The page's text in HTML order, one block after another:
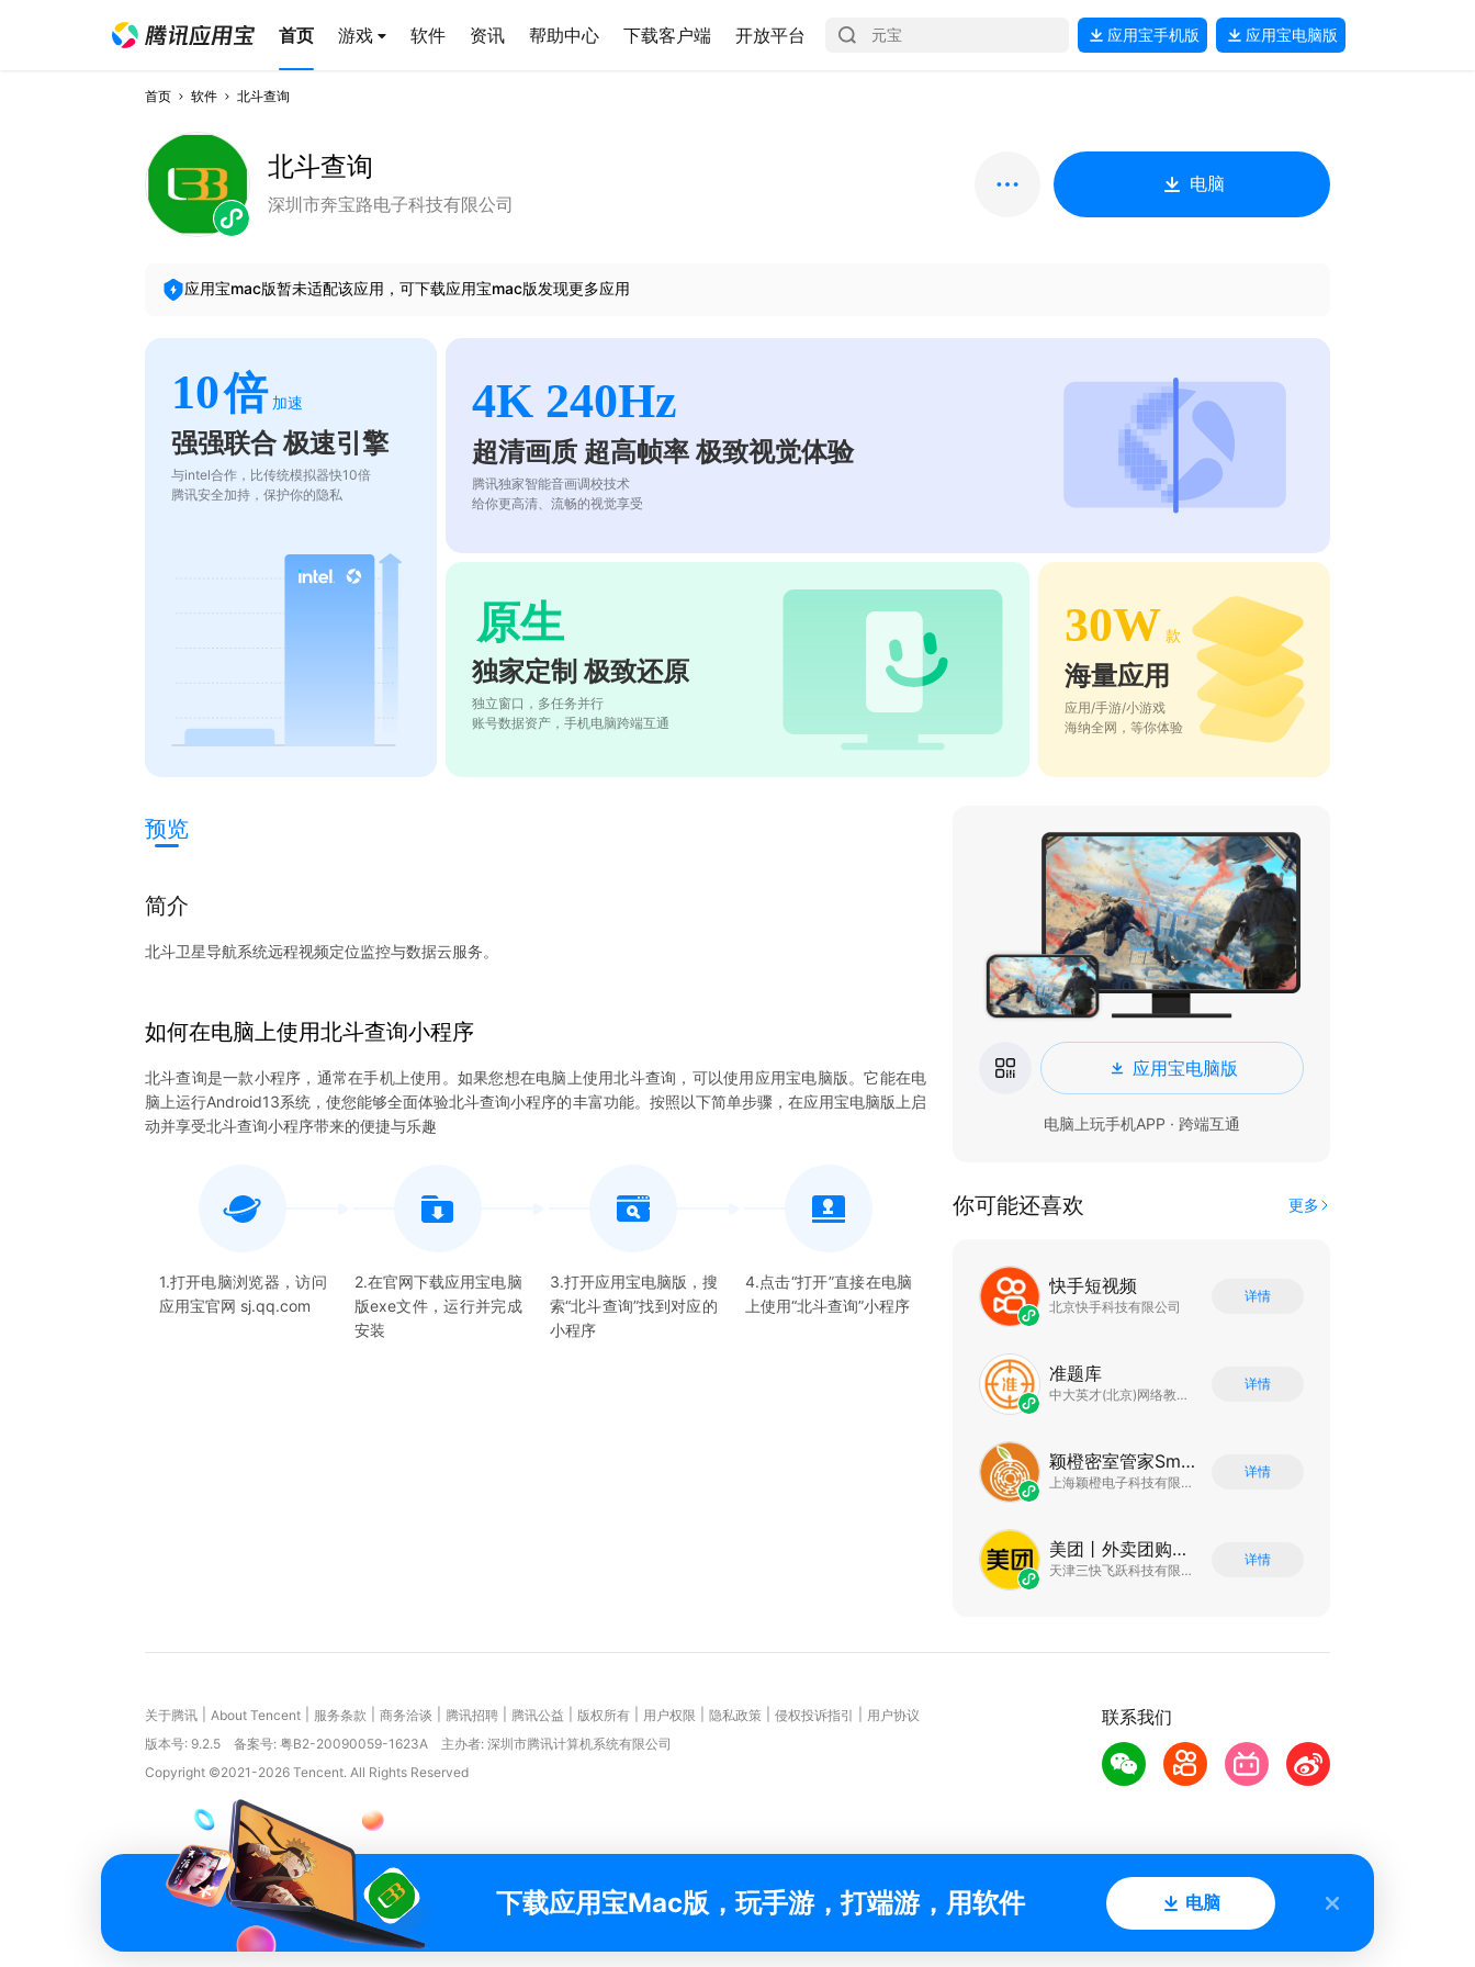
首页 游戏 软件 资讯 帮助中心 下载客户端 开放平台 应用宝手机版 应用宝电脑版
首页 软件 北斗查询
北斗查询
深圳市奔宝路电子科技有限公司
电脑
应用宝mac版暂未适配该应用，可下载应用宝mac版发现更多应用
10倍 加速
强强联合 极速引擎
与intel合作，比传统模拟器快10倍
腾讯安全加持，保护你的隐私
4K 240Hz
超清画质 超高帧率 极致视觉体验
腾讯独家智能音画调校技术
给你更高清、流畅的视觉享受
原生
独家定制 极致还原
独立窗口，多任务并行
账号数据资产，手机电脑跨端互通
30W 款
海量应用
应用/手游/小游戏
海纳全网，等你体验
预览
简介
北斗卫星导航系统远程视频定位监控与数据云服务。
如何在电脑上使用北斗查询小程序
北斗查询是一款小程序，通常在手机上使用。如果您想在电脑上使用北斗查询，可以使用应用宝电脑版。它能在电
脑上运行Android13系统，使您能够全面体验北斗查询小程序的丰富功能。按照以下简单步骤，在应用宝电脑版上启
动并享受北斗查询小程序带来的便捷与乐趣
1.打开电脑浏览器，访问
应用宝官网 sj.qq.com
2.在官网下载应用宝电脑
版exe文件，运行并完成
安装
3.打开应用宝电脑版，搜
索“北斗查询”找到对应的
小程序
4.点击“打开”直接在电脑
上使用“北斗查询”小程序
应用宝电脑版
电脑上玩手机APP · 跨端互通
你可能还喜欢 更多
快手短视频
北京快手科技有限公司
详情
准题库
中大英才(北京)网络教育科技有限公司
详情
颖橙密室管家SmartOrange
上海颖橙电子科技有限公司
详情
美团丨外卖团购特价美食酒店电影
天津三快飞跃科技有限公司
详情
联系我们
关于腾讯 About Tencent 服务条款 商务洽谈 腾讯招聘 腾讯公益 版权所有 用户权限 隐私政策 侵权投诉指引
用户协议
版本号: 9.2.5 备案号: 粤B2-20090059-1623A
主办者: 深圳市腾讯计算机系统有限公司
Copyright ©2021-2026 Tencent. All Rights Reserved
下载应用宝Mac版，玩手游，打端游，用软件 电脑